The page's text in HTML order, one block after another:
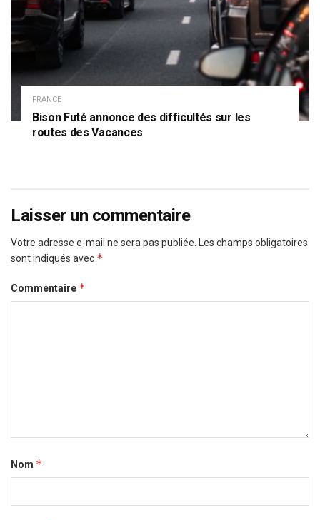
FRANCE
Bison Futé annonce des difficultés sur les
routes des Vacances
Laisser un commentaire
Votre adresse e-mail ne sera pas publiée. Les champs obligatoires
sont indiqués avec *
Commentaire *
Nom *